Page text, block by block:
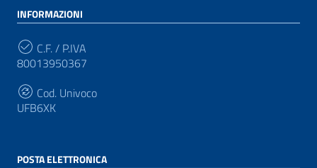
INFORMAZIONI
C.F. / P.IVA
80013950367
Cod. Univoco
UFB6XK
POSTA ELETTRONICA